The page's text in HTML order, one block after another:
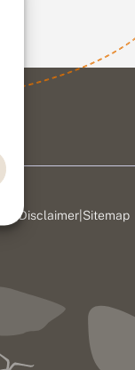
Disclaimer Sitemap